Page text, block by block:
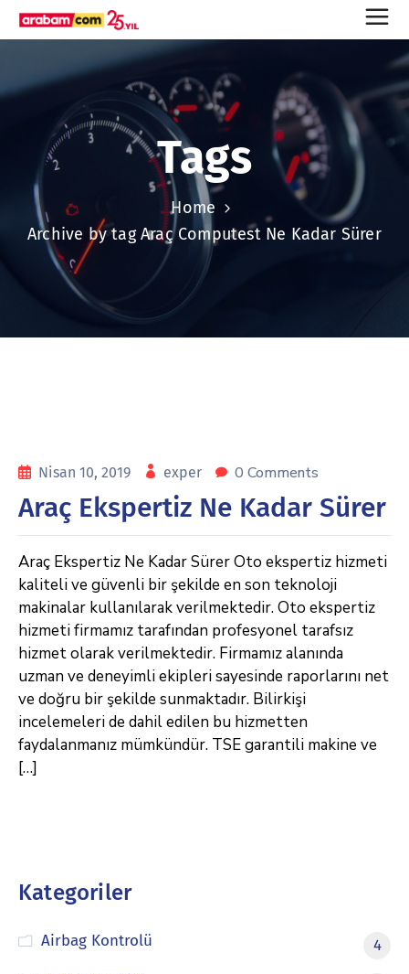
Tags
Home
Archive by tag Araç Computest Ne Kadar Sürer
Nisan 10, 2019 exper 0 Comments
Araç Ekspertiz Ne Kadar Sürer
Araç Ekspertiz Ne Kadar Sürer Oto ekspertiz hizmeti
kaliteli ve güvenli bir şekilde en son teknoloji
makinalar kullanılarak verilmektedir. Oto ekspertiz
hizmeti firmamız tarafından profesyonel tarafsız
hizmet olarak verilmektedir. Firmamız alanında
uzman ve deneyimli ekipleri sayesinde raporlarını net
ve doğru bir şekilde sunmaktadır. Bilirkişi
incelemeleri de dahil edilen bu hizmetten
faydalanmanız mümkündür. TSE garantili makine ve
[…]
Kategoriler
Airbag Kontrolü
4